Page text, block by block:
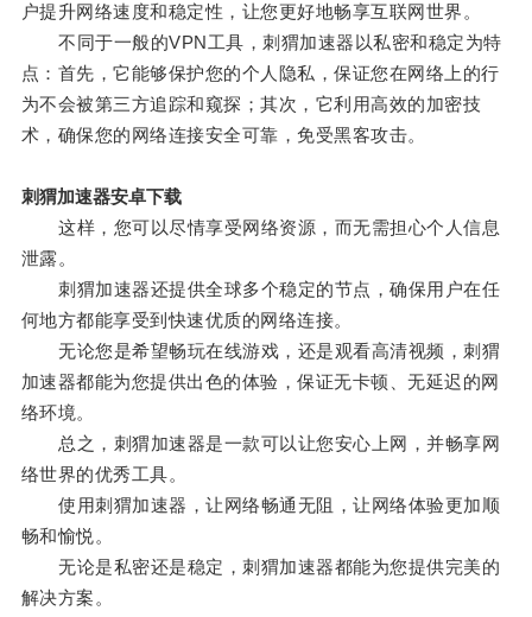
户提升网络速度和稳定性，让您更好地畅享互联网世界。
不同于一般的VPN工具，刺猬加速器以私密和稳定为特
点：首先，它能够保护您的个人隐私，保证您在网络上的行
为不会被第三方追踪和窥探；其次，它利用高效的加密技
术，确保您的网络连接安全可靠，免受黑客攻击。
刺猬加速器安卓下载
这样，您可以尽情享受网络资源，而无需担心个人信息
泄露。
刺猬加速器还提供全球多个稳定的节点，确保用户在任
何地方都能享受到快速优质的网络连接。
无论您是希望畅玩在线游戏，还是观看高清视频，刺猬
加速器都能为您提供出色的体验，保证无卡顿、无延迟的网
络环境。
总之，刺猬加速器是一款可以让您安心上网，并畅享网
络世界的优秀工具。
使用刺猬加速器，让网络畅通无阻，让网络体验更加顺
畅和愉悦。
无论是私密还是稳定，刺猬加速器都能为您提供完美的
解决方案。